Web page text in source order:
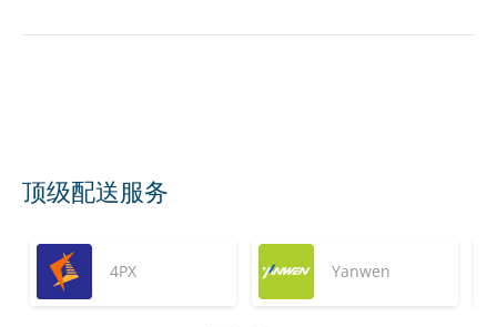
顶级配送服务
4PX Yanwen